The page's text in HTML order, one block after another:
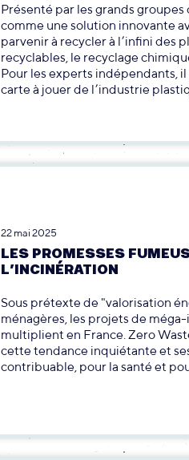
Présenté par les grands
comme une solution innovante
parvenir à recycler à l’infini des
recyclables, le recyclage
Pour les experts indépendants, il
carte à jouer de l’industrie
22 mai 2025
LES PROMESSES
L’INCINÉRATION
Sous prétexte de "valorisation
ménagères, les projets de
multiplient en France. Zero
cette tendance inquiétante et
contribuable, pour la santé et